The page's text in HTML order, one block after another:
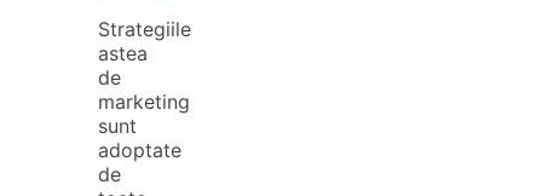
Strategiile
astea
de
marketing
sunt
adoptate
de